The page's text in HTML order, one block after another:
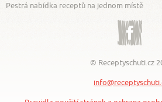
Pestrá nabídka receptů na jednom místě
Facebook
© Receptyschuti.cz